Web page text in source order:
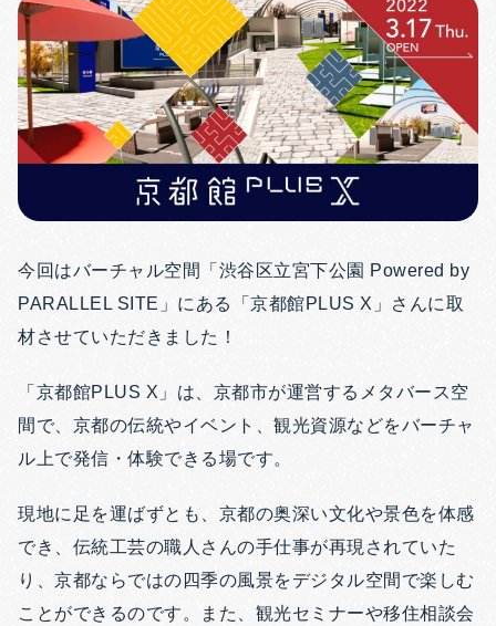
今回はバーチャル空間「渋谷区立宮下公園 Powered by
PARALLEL SITE」にある「京都館PLUS X」さんに取
材させていただきました！
「京都館PLUS X」は、京都市が運営するメタバース空
間で、京都の伝統やイベント、観光資源などをバーチャ
ル上で発信・体験できる場です。
現地に足を運ばずとも、京都の奥深い文化や景色を体感
でき、伝統工芸の職人さんの手仕事が再現されていた
り、京都ならではの四季の風景をデジタル空間で楽しむ
ことができるのです。また、観光セミナーや移住相談会